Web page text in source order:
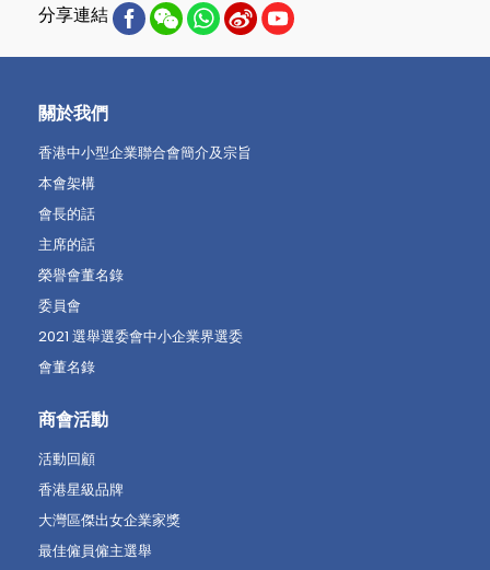
分享連結
關於我們
香港中小型企業聯合會簡介及宗旨
本會架構
會長的話
主席的話
榮譽會董名錄
委員會
2021 選舉選委會中小企業界選委
會董名錄
商會活動
活動回顧
香港星級品牌
大灣區傑出女企業家獎
最佳僱員僱主選舉